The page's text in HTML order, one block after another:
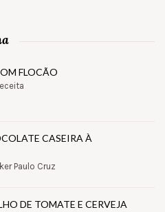
FLOCÃO
CASEIRA À
Paulo Cruz
DE TOMATE E CERVEJA